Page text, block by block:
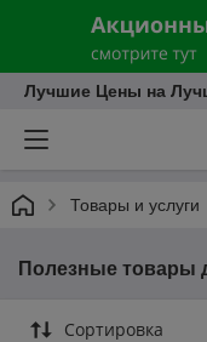
Лучшие Цены на
Товары и услуги
Полезные товары
Сортировка